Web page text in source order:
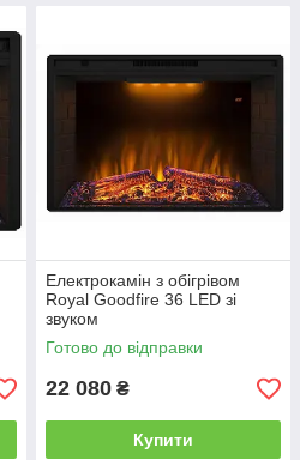
Електрокамін з обігрівом
Royal Goodfire 36 LED зі
звуком
Готово до відправки
22 080 ₴
Купити